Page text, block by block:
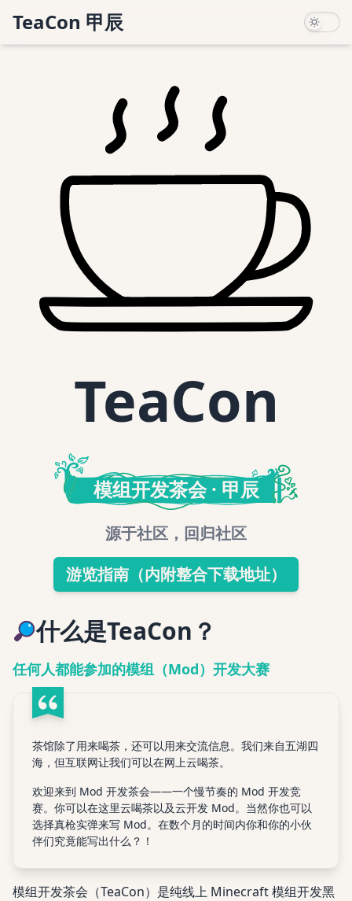
TeaCon 甲辰
TeaCon
甲辰
模组开发茶会 · 甲辰
源于社区，回归社区
游览指南（内附整合下载地址）
什么是TeaCon ？
任何人都能参加的模组（Mod）开发大赛
茶馆除了用来喝茶，还可以用来交流信息。我们来自五湖四
海，但互联网让我们可以在网上云喝茶。
欢迎来到 Mod 开发茶会——一个慢节奏的 Mod 开发竞
赛。你可以在这里云喝茶以及云开发 Mod。当然你也可以
选择真枪实弹来写 Mod。在数个月的时间内你和你的小伙
伴们究竟能写出什么？！
模组开发茶会（TeaCon）是纯线上 Minecraft 模组开发黑